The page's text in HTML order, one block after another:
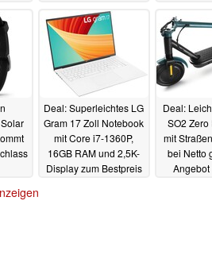
Deal: Superleichtes LG
Gram 17 Zoll Notebook
mit Core i7-1360P,
16GB RAM und 2,5K-
Display zum Bestpreis
Deal:
SO2 Zero
mit
bei Netto
Angebot